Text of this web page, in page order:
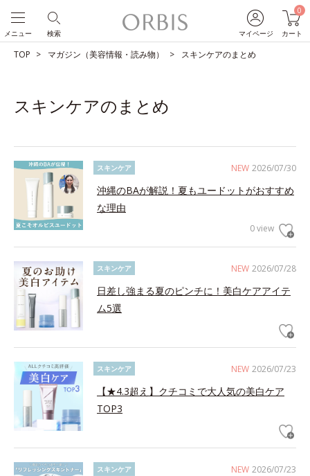
マイページ
0
カート
検索
メニュー
TOP マガジン（美容情報・読み物） スキンケアのまとめ
スキンケアのまとめ
NEW 2026/07/30
スキンケア
沖縄のBAが解説！夏もユードットがおすすめ
な理由
0 view
NEW 2026/07/28
スキンケア
日差し強まる夏のピンチに！美白ケアアイテ
ム5選
NEW 2026/07/23
スキンケア
【★4.3超え】クチコミで大人気の美白ケア
TOP3
NEW 2026/07/23
スキンケア